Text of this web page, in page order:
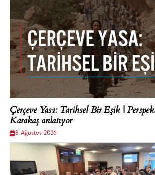
Çerçeve Yasa: Tarihsel Bir Eşik |
Karakaş anlatıyor
8 Ağustos 2026